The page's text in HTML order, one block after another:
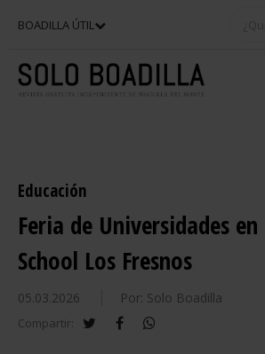
BOADILLA ÚTIL
Educación
Feria de Universidades
School Los Fresnos
05.03.2026 Por: Solo Boadilla
Compartir: twitterfacebook